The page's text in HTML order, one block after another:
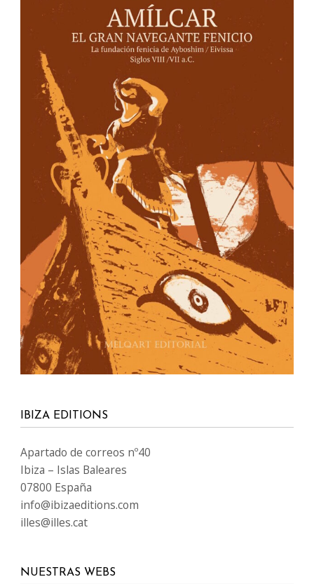
IBIZA EDITIONS
Apartado de correos nº40
Ibiza – Islas Baleares
07800 España
info@ibizaeditions.com
illes@illes.cat
NUESTRAS WEBS